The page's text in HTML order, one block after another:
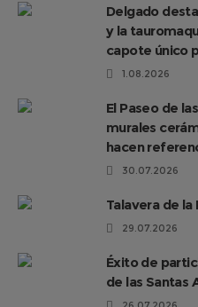
Delgado
y la
capote único
1.08.2026
El Paseo de
murales
hacen
30.07.2026
Talavera de la
29.07.2026
Éxito de
de las Santas